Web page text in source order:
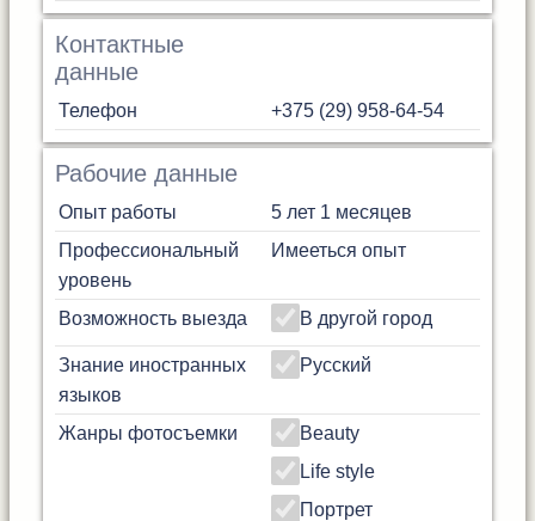
Контактные
данные
Телефон +375 (29) 958-64-54
Рабочие данные
Опыт работы
5 лет 1 месяцев
Профессиональный
уровень
Имееться опыт
Возможность выезда В другой город
Знание иностранных
языков
Русский
Жанры фотосъемки
Beauty
Life style
Портрет